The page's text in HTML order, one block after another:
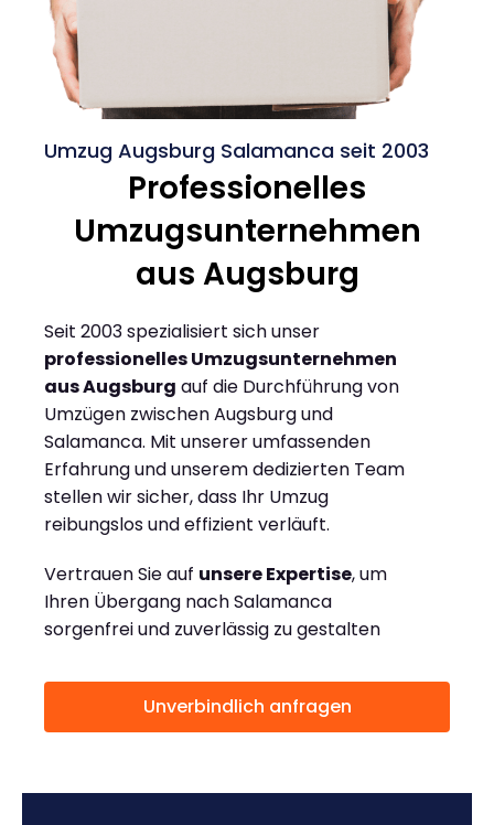
Umzug Augsburg Salamanca seit 2003
Professionelles
Umzugsunternehmen
aus Augsburg
Seit 2003 spezialisiert sich unser
professionelles Umzugsunternehmen
aus Augsburg auf die Durchführung von
Umzügen zwischen Augsburg und
Salamanca. Mit unserer umfassenden
Erfahrung und unserem dedizierten Team
stellen wir sicher, dass Ihr Umzug
reibungslos und effizient verläuft.
Vertrauen Sie auf unsere Expertise, um
Ihren Übergang nach Salamanca
sorgenfrei und zuverlässig zu gestalten
Unverbindlich anfragen